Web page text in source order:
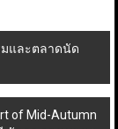
และตลาดนัด
of Mid-Autumn